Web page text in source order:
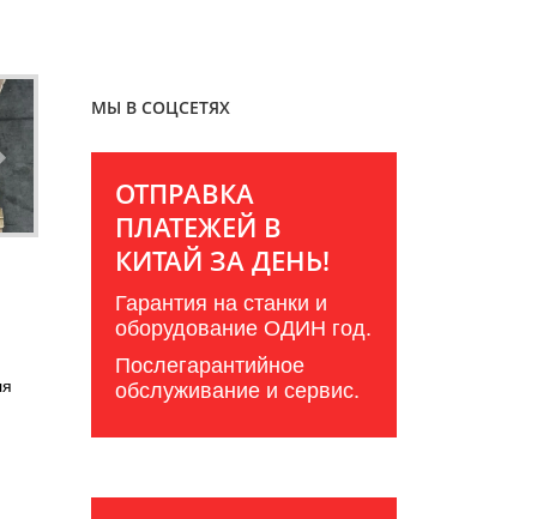
МЫ В СОЦСЕТЯХ
ОТПРАВКА
ПЛАТЕЖЕЙ В
КИТАЙ ЗА ДЕНЬ!
Гарантия на станки и
оборудование ОДИН год.
Послегарантийное
обслуживание и сервис.